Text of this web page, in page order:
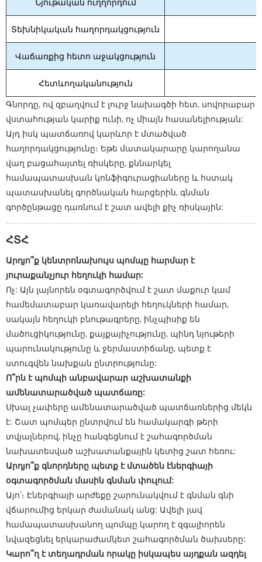
Տեխնիկական հաղորդակցություն
Վաճառքից հետո աջակցություն
Հետևողականություն
Գնորդը, ով զբաղվում է լուրջ նախագծի հետ, սովորաբար
վստահության կարիք ունի, ոչ միայն հասանելիության:
Այդ իսկ պատճառով կարևոր է մտածված
հաղորդակցությունը։ Եթե ​​մատակարարը կարողանա
վաղ բացահայտել ռիսկերը, քննարկել
համապատասխան կոնֆիգուրացիաները և հստակ
պատասխանել գործնական հարցերին, գնման
գործընթացը դառնում է շատ ավելի քիչ ռիսկային:
ՀՏՀ
Արդյո՞ք կենտրոնախույս պոմպը հարմար է
յուրաքանչյուր հեղուկի համար:
Ոչ: Այն լայնորեն օգտագործվում է շատ մաքուր կամ
համեմատաբար կառավարելի հեղուկների համար,
սակայն հեղուկի բնութագրերը, ինչպիսիք են
մածուցիկությունը, քայքայիչությունը, պինդ նյութերի
պարունակությունը և ջերմաստիճանը, պետք է
ստուգվեն նախքան ընտրությունը:
Ո՞րն է պոմպի անբավարար աշխատանքի
ամենատարածված պատճառը:
Սխալ չափերը ամենատարածված պատճառներից մեկն
է: Շատ պոմպեր ընտրվում են համակարգի թերի
տվյալներով, ինչը հանգեցնում է շահագործման
նախատեսված աշխատանքային կետից շատ հեռու:
Արդյո՞ք գնորդները պետք է մտածեն էներգիայի
օգտագործման մասին գնման փուլում:
Այո՛։ Էներգիայի արժեքը շարունակվում է գնման գնի
վճարումից երկար ժամանակ անց: Ավելի լավ
համապատասխանող պոմպը կարող է զգալիորեն
նվազեցնել երկարաժամկետ շահագործման ծախսերը:
Կարո՞ղ է տեղադրման որակը իսկապես այդքան ազդել